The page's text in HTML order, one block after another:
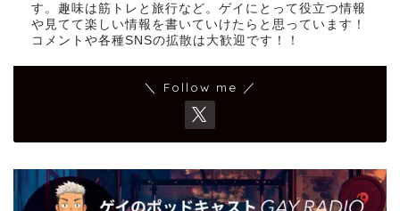
す。趣味は筋トレと旅行など。ゲイにとって役立つ情報
や見てて楽しい情報を書いていけたらと思っています！
コメントや各種SNSの拡散は大歓迎です！！
＼ Follow me ／